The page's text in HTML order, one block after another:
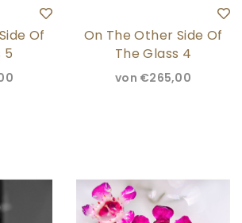
Of
5
On The Other Side Of
The Glass 4
von €265,00